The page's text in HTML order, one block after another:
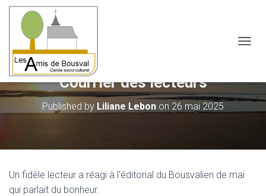
Courrier des lecteurs
Published by Liliane Lebon on 26 mai 2025
Un fidèle lecteur a réagi à l’éditorial du Bousvalien de mai
qui parlait du bonheur.